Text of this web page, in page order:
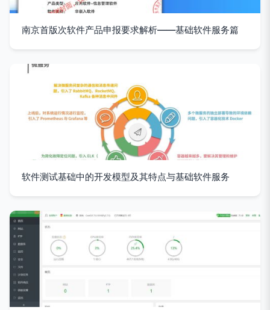
南京首版次软件产品申报要求解析——基础软件服务篇
软件测试基础中的开发模型及其特点与基础软件服务